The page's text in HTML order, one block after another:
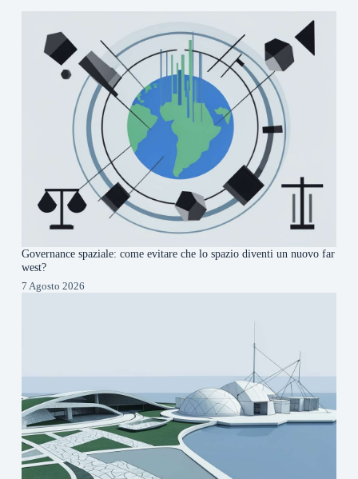
Governance spaziale: come evitare che lo spazio diventi un nuovo far
west?
7 Agosto 2026